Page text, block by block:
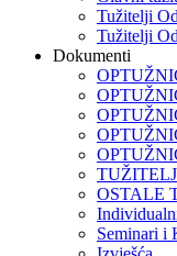
Tužitelji
Tužitelji
Dokumenti
OSTALE
Seminari i